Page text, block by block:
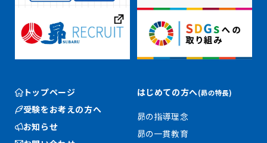
トップページ
受験をお考えの方へ
お知らせ
はじめての方へ(昴の特長)
昴の指導理念
昴の一貫教育